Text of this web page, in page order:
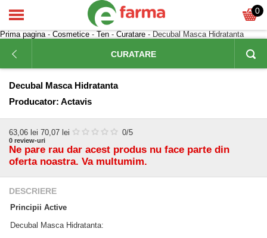
0
Prima pagina- Cosmetice - Ten - Curatare - Decubal Masca Hidratanta
CURATARE
Decubal Masca Hidratanta
Producator: Actavis
63,06 lei 70,07 lei 0/5
0 review-uri
Ne pare rau dar acest produs nu face parte din
oferta noastra. Va multumim.
DESCRIERE
Principii Active
Decubal Masca Hidratanta: